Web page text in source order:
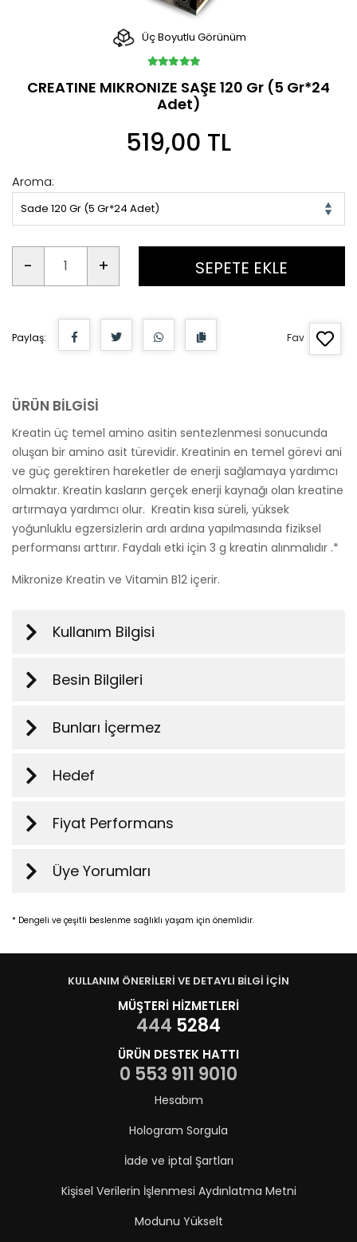
Üç Boyutlu Görünüm
CREATINE MIKRONIZE SAŞE 120 Gr (5 Gr*24
Adet)
519,00 TL
Aroma:
Sade 120 Gr (5 Gr*24 Adet)
- + SEPETE EKLE
Paylaş: Fav
ÜRÜN BİLGİSİ
Kreatin üç temel amino asitin sentezlenmesi sonucunda
oluşan bir amino asit türevidir. Kreatinin en temel görevi ani
ve güç gerektiren hareketler de enerji sağlamaya yardımcı
olmaktır. Kreatin kasların gerçek enerji kaynağı olan kreatine
artırmaya yardımcı olur. Kreatin kısa süreli, yüksek
yoğunluklu egzersizlerin ardı ardına yapılmasında fiziksel
performansı arttırır. Faydalı etki için 3 g kreatin alınmalıdır .*
Mikronize Kreatin ve Vitamin B12 içerir.
Kullanım Bilgisi
Besin Bilgileri
Bunları İçermez
Hedef
Fiyat Performans
Üye Yorumları
* Dengeli ve çeşitli beslenme sağlıklı yaşam için önemlidir.
KULLANIM ÖNERİLERİ VE DETAYLI BİLGİ İÇİN
MÜŞTERİ HİZMETLERİ
444 5284
ÜRÜN DESTEK HATTI
0 553 911 9010
Hesabım
Hologram Sorgula
İade ve iptal Şartları
Kişisel Verilerin İşlenmesi Aydınlatma Metni
Modunu Yükselt